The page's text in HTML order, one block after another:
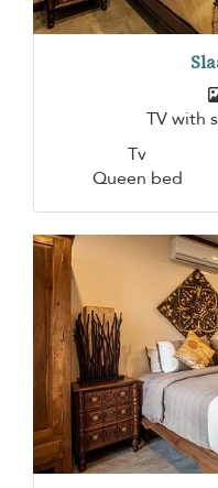
TV with
Tv
Queen bed